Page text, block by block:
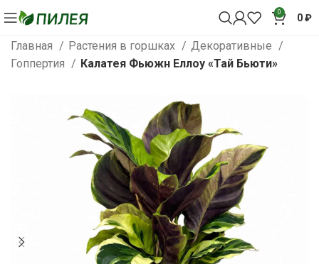
0 0₽
Главная Растения в горшках
Декоративные
Гоппертия
Калатея Фьюжн Еллоу «Тай Бьюти»